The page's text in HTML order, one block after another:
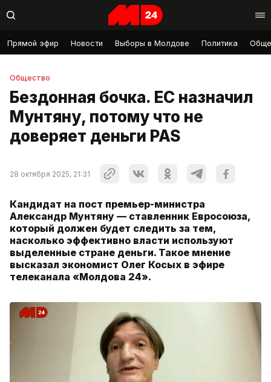
Прямой эфир Новости Выборы в Молдове Политика
Общество
Бездонная бочка. ЕС назначил
Мунтяну, потому что не
доверяет деньги PAS
28 октября 2025, 21:31
Кандидат на пост премьер-министра
Александр Мунтяну — ставленник Евросоюза,
который должен будет следить за тем,
насколько эффективно власти используют
выделенные стране деньги. Такое мнение
высказал экономист Олег Косых в эфире
телеканала «Молдова 24».